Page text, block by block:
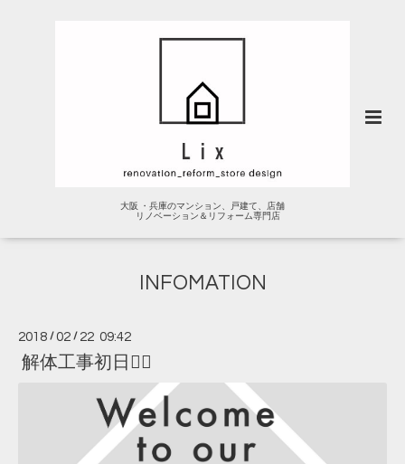
大阪 ・兵庫のマンション、戸建て、店舗
リノベーション＆リフォーム専門店
INFOMATION
2018 /02 / 22 09:42
解体工事初日👷‍♂️